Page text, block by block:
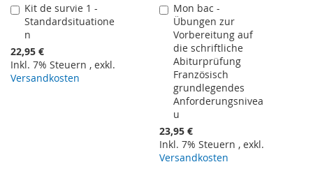
Kit de survie 1 -
Standardsituatione
n
22,95 €
Inkl. 7% Steuern , exkl.
Versandkosten
In
den
Warenkorb
Mon bac -
Übungen zur
Vorbereitung auf
die schriftliche
Abiturprüfung
Französisch
grundlegendes
Anforderungsnivea
u
23,95 €
Inkl. 7% Steuern ,exkl.
Versandkosten
In
den
Warenkorb